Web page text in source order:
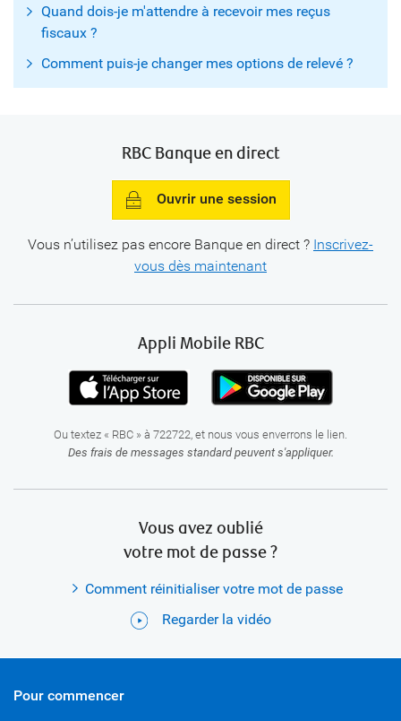
Quand dois-je m'attendre à recevoir mes reçus
fiscaux ?
Comment puis-je changer mes options de relevé ?
RBC Banque en direct
Ouvrir une session
Vous n’utilisez pas encore Banque en direct ? Inscrivez-
vous dès maintenant
Appli Mobile RBC
Ou textez « RBC » à 722722, et nous vous enverrons le lien.
Des frais de messages standard peuvent s'appliquer.
Vous avez oublié
votre mot de passe ?
Comment réinitialiser votre mot de passe
Regarder la vidéo
Pour commencer